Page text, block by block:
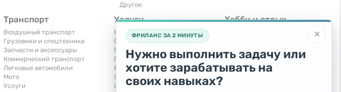
Другое
Транспорт
Воздушный транспорт
Грузовики и спецтехника
Запчасти и аксессуары
Коммерческий транспорт
Легковые автомобили
Мото
Услуги
Услуги
Компьютеры, интернет
Обучение и репетиторство
Перевозки и транспорт
Праздники и мероприятия
Ремонт и установка техники
Сиделки, горничные
Строительство и ремонт
Хобби и отдых
Спорт и отдых
Другое
×
ФРИЛАНС ЗА 2 МИНУТЫ
Нужно выполнить задачу или
хотите зарабатывать на
своих навыках?